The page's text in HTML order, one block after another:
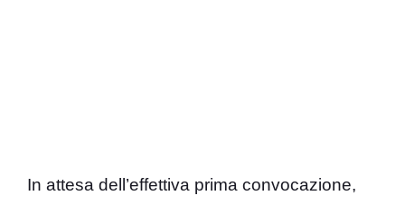
In attesa dell’effettiva prima convocazione,